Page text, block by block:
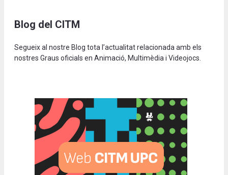
Blog del CITM
Segueix al nostre Blog tota l’actualitat relacionada amb els
nostres Graus oficials en Animació, Multimèdia i Videojocs.